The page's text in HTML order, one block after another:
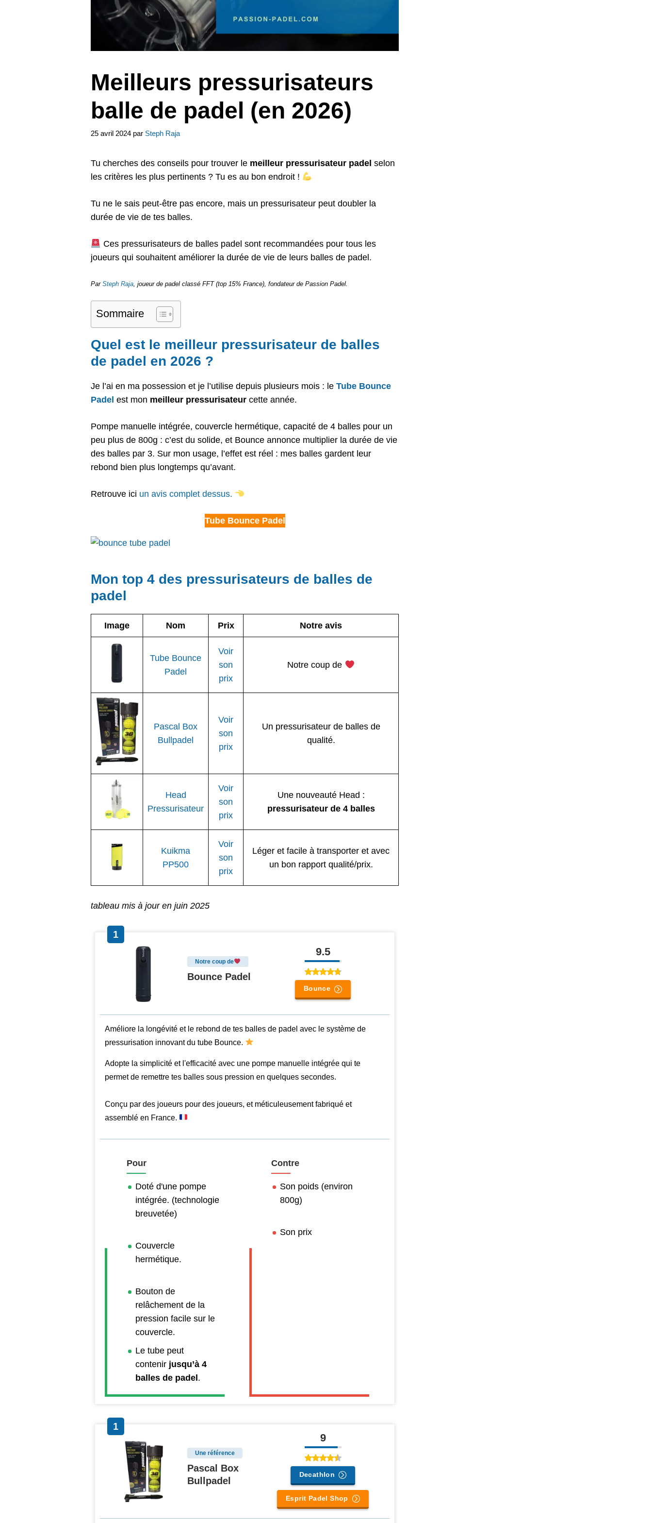
Meilleurs pressurisateurs
balle de padel (en 2026)
25 avril 2024 par Steph Raja
Tu cherches des conseils pour trouver le meilleur pressurisateur padel selon
les critères les plus pertinents ? Tu es au bon endroit !
Tu ne le sais peut-être pas encore, mais un pressurisateur peut doubler la
durée de vie de tes balles.
Ces pressurisateurs de balles padel sont recommandées pour tous les
joueurs qui souhaitent améliorer la durée de vie de leurs balles de padel.
Par Steph Raja, joueur de padel classé FFT (top 15% France), fondateur de Passion Padel.
Sommaire
Quel est le meilleur pressurisateur de balles
de padel en 2026 ?
Je l’ai en ma possession et je l’utilise depuis plusieurs mois : le Tube Bounce
Padel est mon meilleur pressurisateur cette année.
Pompe manuelle intégrée, couvercle hermétique, capacité de 4 balles pour un
peu plus de 800g : c’est du solide, et Bounce annonce multiplier la durée de vie
des balles par 3. Sur mon usage, l’effet est réel : mes balles gardent leur
rebond bien plus longtemps qu’avant.
Retrouve ici un avis complet dessus.
Tube Bounce Padel
Mon top 4 des pressurisateurs de balles de
padel
Image Nom Prix Notre avis
Tube Bounce
Padel
Voir
son
prix
Notre coup de
Pascal Box
Bullpadel
Voir
son
prix
Un pressurisateur de balles de
qualité.
Head
Pressurisateur
Voir
son
prix
Une nouveauté Head :
pressurisateur de 4 balles
Kuikma
PP500
Voir
son
prix
Léger et facile à transporter et avec
un bon rapport qualité/prix.
tableau mis à jour en juin 2025
1
Notre coup de
Bounce Padel
9.5
Bounce
Améliore la longévité et le rebond de tes balles de padel avec le système de
pressurisation innovant du tube Bounce.
Adopte la simplicité et l'efficacité avec une pompe manuelle intégrée qui te
permet de remettre tes balles sous pression en quelques secondes.
Conçu par des joueurs pour des joueurs, et méticuleusement fabriqué et
assemblé en France.
Pour
Doté d'une pompe
intégrée. (technologie
breuvetée)
Couvercle
hermétique.
Bouton de
relâchement de la
pression facile sur le
couvercle.
Le tube peut
contenir jusqu’à 4
balles de padel.
Contre
Son poids (environ
800g)
Son prix
1
Une référence
Pascal Box
Bullpadel
9
Decathlon
Esprit Padel Shop